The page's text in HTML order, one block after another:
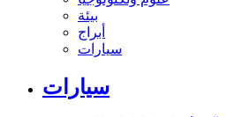
بيئة
أبراج
سيارات
سيارات